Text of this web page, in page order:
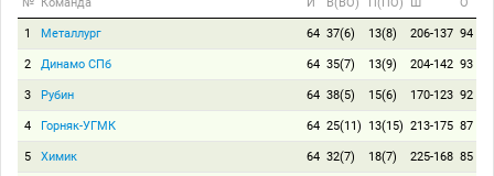
1 Металлург 64 37(6) 13(8) 206-137 94
2 Динамо СПб 64 35(7) 13(9) 204-142 93
3 Рубин 64 38(5) 15(6) 170-123 92
4 Горняк-УГМК 64 25(11) 13(15) 213-175 87
5 Химик 64 32(7) 18(7) 225-168 85